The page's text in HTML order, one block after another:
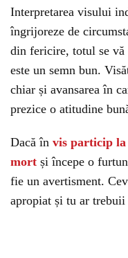
Interpretarea visului
îngrijoreze de
din fericire, totul se
este un semn bun.
chiar și avansarea în
prezice o atitudine
Dacă în vis particip
mort și începe o
fie un avertisment.
apropiat și tu ar